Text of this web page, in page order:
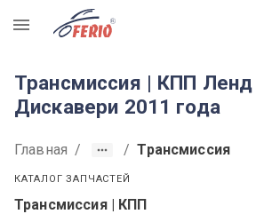
R
Трансмиссия | КПП
Дискавери 2011 года
Главная / / Трансмиссия
КАТАЛОГ ЗАПЧАСТЕЙ
Трансмиссия | КПП